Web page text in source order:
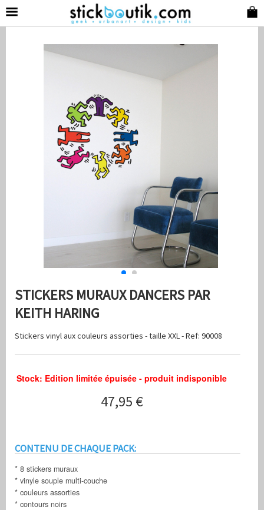
STICKERS MURAUX DANCERS PAR
KEITH HARING
Stickers vinyl aux couleurs assorties - taille XXL - Ref: 90008
Stock: Edition limitée épuisée - produit indisponible
47,95 €
CONTENU DE CHAQUE PACK:
* 8 stickers muraux
* vinyle souple multi-couche
* couleurs assorties
* contours noirs